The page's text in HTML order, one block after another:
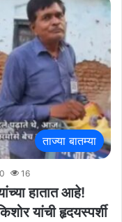
ताज्या बातम्या
0 16
हातात आहे!
यांची हृदयस्पर्शी